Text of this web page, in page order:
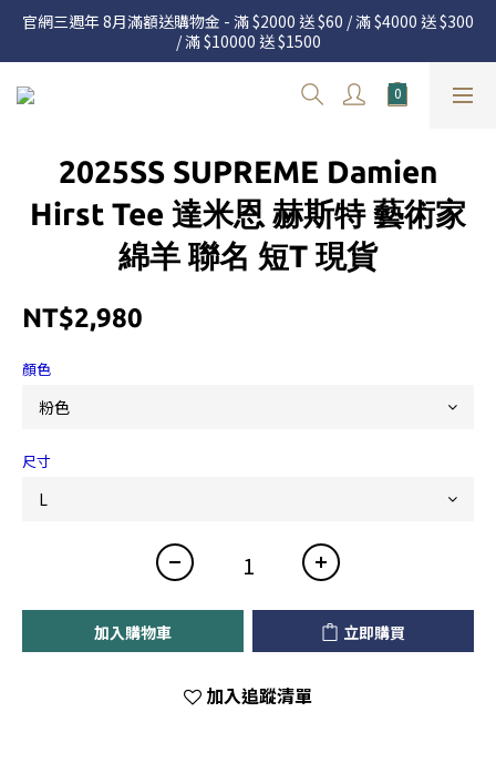
官網三週年 8月滿額送購物金 - 滿 $2000 送 $60 / 滿 $4000 送 $300
/ 滿 $10000 送 $1500
官網三週年 8月滿額送購物金 - 滿 $2000 送 $60 / 滿 $4000 送 $300
/ 滿 $10000 送 $1500
7.22 – 8.13 日本連線中，絕對讓你買到爆
度請詳閱公告
官網三週年 8月滿額送購物金 - 滿 $2000 送 $60 / 滿 $4000 送 $300
/ 滿 $10000 送 $1500
2025SS SUPREME Damien
Hirst Tee 達米恩 赫斯特 藝術家
綿羊 聯名 短T 現貨
NT$2,980
顏色
尺寸
加入購物車 立即購買
加入追蹤清單